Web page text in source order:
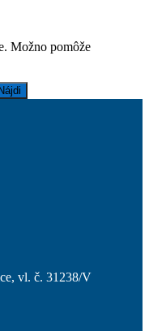
Možno pomôže
vl. č. 31238/V